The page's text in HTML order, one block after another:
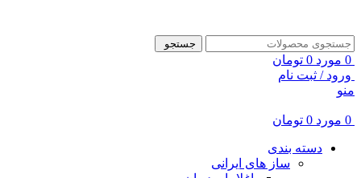
جستجو
0 مورد 0 تومان
ورود / ثبت نام
منو
0 مورد 0 تومان
دسته بندی
ساز های ایرانی